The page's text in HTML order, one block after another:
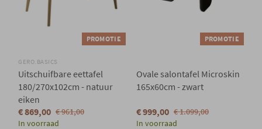
PROMOTIE
GERO.BASICS
Uitschuifbare eettafel
180/270x102cm - natuur
eiken
€ 869,00 € 961,00
In voorraad
PROMOTIE
Ovale salontafel Microskin
165x60cm - zwart
€ 999,00 € 1.099,00
In voorraad